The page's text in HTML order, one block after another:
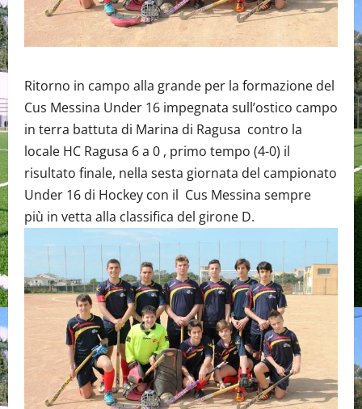
Ritorno in campo alla grande per la formazione del
Cus Messina Under 16 impegnata sull’ostico campo
in terra battuta di Marina di Ragusa contro la
locale HC Ragusa 6 a 0 , primo tempo (4-0) il
risultato finale, nella sesta giornata del campionato
Under 16 di Hockey con il Cus Messina sempre
più in vetta alla classifica del girone D.